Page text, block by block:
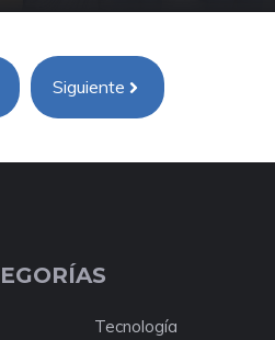
Siguiente
Tecnología